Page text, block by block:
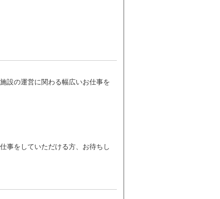
設の運営に関わる幅広いお仕事を
事をしていただける方、お待ちし